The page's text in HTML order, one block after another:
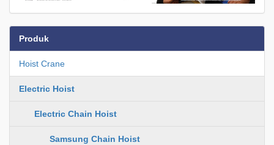
Produk
Hoist Crane
Electric Hoist
Electric Chain Hoist
Samsung Chain Hoist